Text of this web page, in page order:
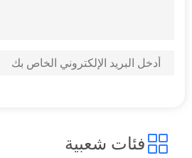
فئات شعبية